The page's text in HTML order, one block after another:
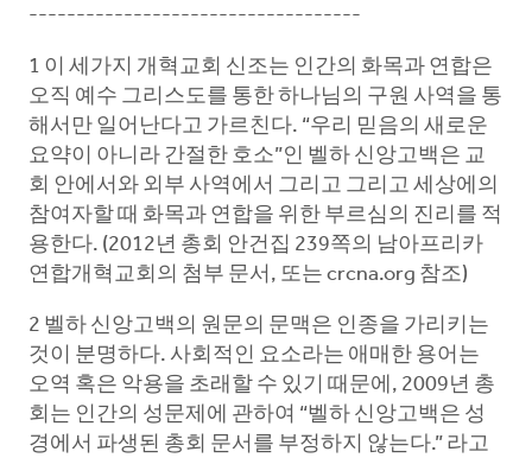
-----------------------------------
1 이 세가지 개혁교회 신조는 인간의 화목과 연합은
오직 예수 그리스도를 통한 하나님의 구원 사역을 통
해서만 일어난다고 가르친다. “우리 믿음의 새로운
요약이 아니라 간절한 호소”인 벨하 신앙고백은 교
회 안에서와 외부 사역에서 그리고 그리고 세상에의
참여자할 때 화목과 연합을 위한 부르심의 진리를 적
용한다. (2012년 총회 안건집 239쪽의 남아프리카
연합개혁교회의 첨부 문서, 또는 crcna.org 참조)
2 벨하 신앙고백의 원문의 문맥은 인종을 가리키는
것이 분명하다. 사회적인 요소라는 애매한 용어는
오역 혹은 악용을 초래할 수 있기 때문에, 2009년 총
회는 인간의 성문제에 관하여 “벨하 신앙고백은 성
경에서 파생된 총회 문서를 부정하지 않는다.” 라고